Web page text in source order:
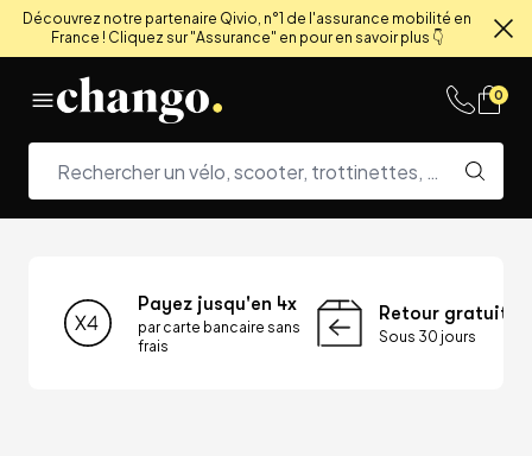
Découvrez notre partenaire Qivio, n°1 de l'assurance mobilité en
France ! Cliquez sur "Assurance" en pour en savoir plus 👇
0
Payez jusqu'en 4x
par carte bancaire sans
frais
Retour gratuit
Sous 30 jours